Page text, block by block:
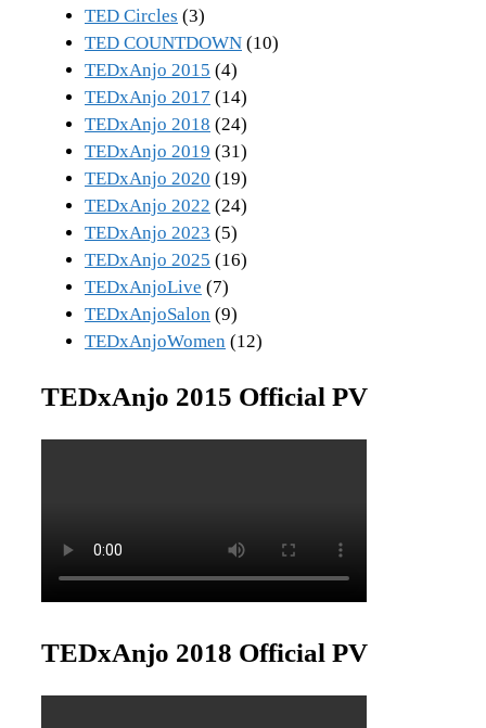
TED Circles (3)
TED COUNTDOWN (10)
TEDxAnjo 2015 (4)
TEDxAnjo 2017 (14)
TEDxAnjo 2018 (24)
TEDxAnjo 2019 (31)
TEDxAnjo 2020 (19)
TEDxAnjo 2022 (24)
TEDxAnjo 2023 (5)
TEDxAnjo 2025 (16)
TEDxAnjoLive (7)
TEDxAnjoSalon (9)
TEDxAnjoWomen (12)
TEDxAnjo 2015 Official PV
TEDxAnjo 2018 Official PV